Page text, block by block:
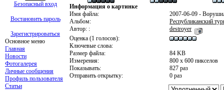
Безопасный вход
Востановить пароль
Зарегистрироваться
Основное меню
Главная
Новости
Фотогалерея
Личные сообщения
Профиль пользователя
Статьи
Информация о картинке
Имя файла:
2007-06-09 -
Альбом:
Республиканский
Автор: :
destroyer
Оценка (1 голосов):
Ключевые слова:
Размер файла:
84 KB
Измерения:
800 x 600 пикселов
Показывать:
827 раз
Отправить открытку:
0 раз